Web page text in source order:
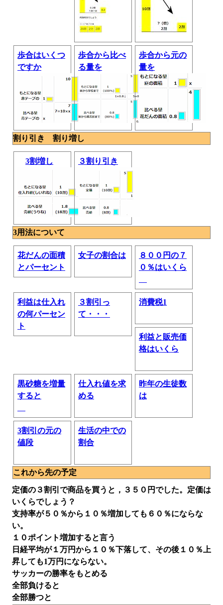
歩合はいくつ
ですか
歩合から比べ
る量を
歩合から元の
量を
割り引き 割り増し
3割増し ３割り引き
3用法について
花だんの面積
とパーセント
女子の割合は
８００円の７
０％はいくら
利益は仕入れ
の何パーセン
ト
３割引っ
て・・・
消費税1
利益と販売価
格はいくら
黒砂糖を増量
すると
仕入れ値を求
める
昨年の生徒数
は
3割引の元の
値段
生活の中での
割合
これから先の予定
定価の３割引で商品を買うと，３５０円でした。定価は
いくらでしょう？
支持率が５０％から１０％増加しても６０％にならな
い。
１０ポイント増加すると言う
日経平均が１万円から１０％下落して、その後１０％上
昇しても1万円にならない。
サッカーの勝率をもとめる
全部負けると
全部勝つと